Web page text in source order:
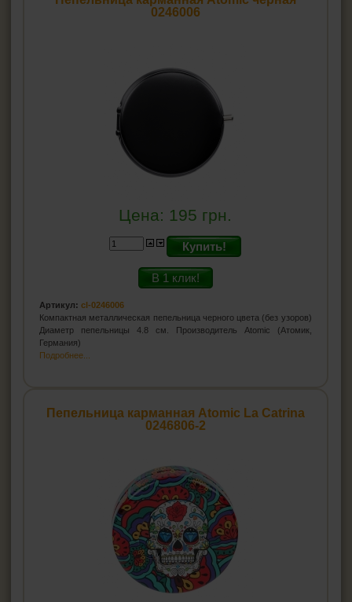
0246006
Цена: 195 грн.
Купить!
В 1 клик!
Артикул: cl-0246006
Компактная металлическая пепельница черного цвета (без узоров)
Диаметр пепельницы 4.8 см. Производитель Atomic (Атомик,
Германия)
Подробнее...
Пепельница карманная Atomic La Catrina
0246806-2